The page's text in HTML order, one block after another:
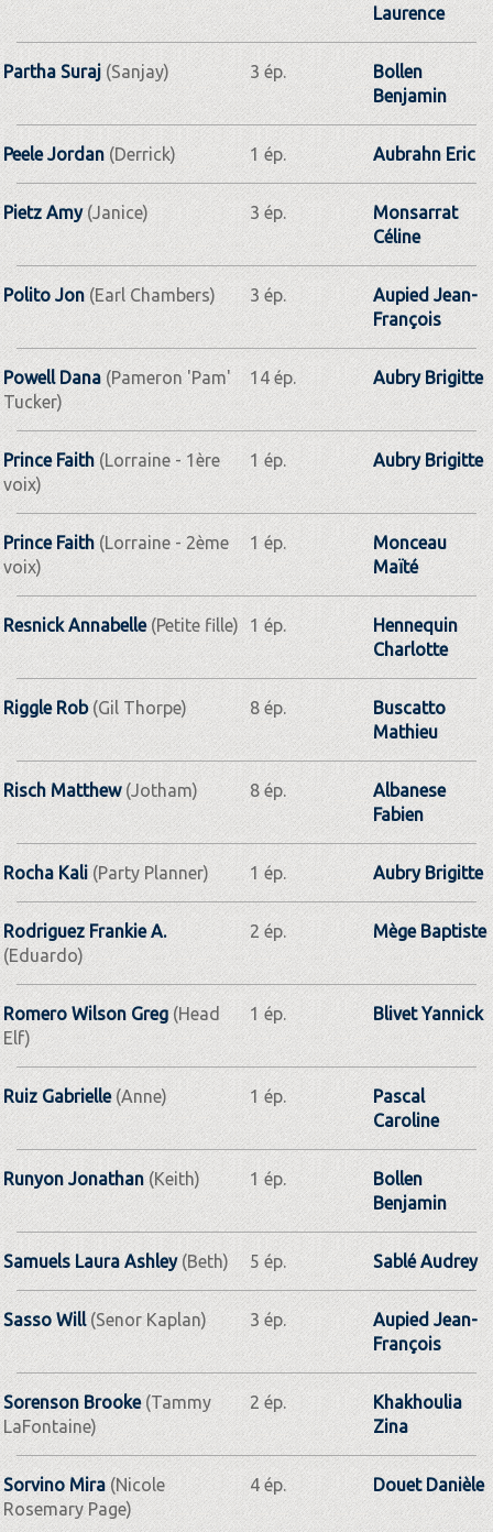
Laurence
Partha Suraj(Sanjay) 3 ép.
Bollen
Benjamin
Peele Jordan(Derrick) 1 ép. Aubrahn Eric
Pietz Amy(Janice) 3 ép.
Monsarrat
Céline
Polito Jon (Earl Chambers) 3 ép.
Aupied Jean-
François
Powell Dana (Pameron 'Pam'
Tucker)
14 ép. Aubry Brigitte
Prince Faith (Lorraine - 1ère
voix)
1 ép. Aubry Brigitte
Prince Faith(Lorraine - 2ème
voix)
1 ép.
Monceau
Maïté
Resnick Annabelle(Petite fille) 1 ép.
Hennequin
Charlotte
Riggle Rob(Gil Thorpe) 8 ép.
Buscatto
Mathieu
Risch Matthew(Jotham) 8 ép.
Albanese
Fabien
Rocha Kali(Party Planner) 1 ép. Aubry Brigitte
Rodriguez Frankie A.
(Eduardo)
2 ép. Mège Baptiste
Romero Wilson Greg (Head
Elf)
1 ép. Blivet Yannick
Ruiz Gabrielle(Anne) 1 ép.
Pascal
Caroline
Runyon Jonathan(Keith) 1 ép.
Bollen
Benjamin
Samuels Laura Ashley(Beth) 5 ép. Sablé Audrey
Sasso Will(Senor Kaplan) 3 ép.
Aupied Jean-
François
Sorenson Brooke(Tammy
LaFontaine)
2 ép.
Khakhoulia
Zina
Sorvino Mira(Nicole
Rosemary Page)
4 ép. Douet Danièle